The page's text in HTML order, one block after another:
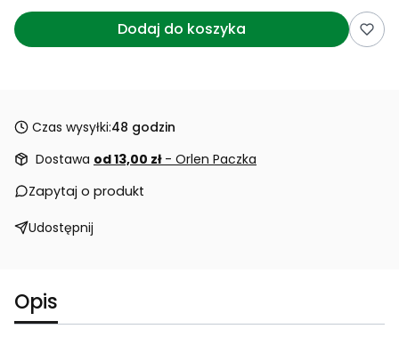
Dodaj do koszyka
Czas wysyłki:48 godzin
Dostawa od 13,00 zł - Orlen Paczka
Zapytaj o produkt
Udostępnij
Opis